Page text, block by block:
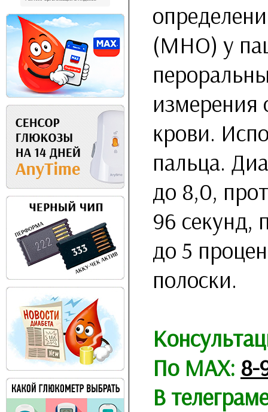
(МНО) у
измерения
крови.
пальца.
до 8,0,
96 секунд,
до 5
полоски.
По MAX: 8-
В